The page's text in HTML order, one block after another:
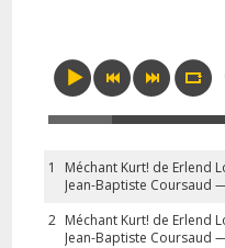
1
Méchant Kurt! de Erlend
Jean-Baptiste Coursaud
2 Méchant Kurt! de Erlend
Jean-Baptiste Coursaud